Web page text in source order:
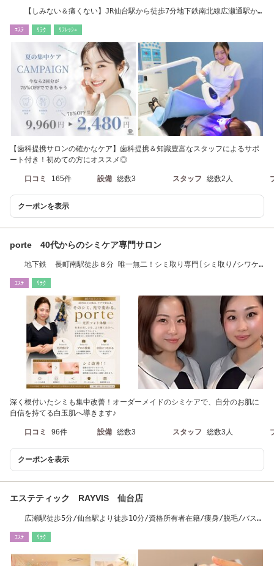
【しみない＆痛くない】JR仙台駅から徒歩7分地下鉄南北線広瀬通駅か
ｴｽﾃ ﾘﾗｸ ﾘﾌﾚｯｼｭ
【歯科提携サロンの確かなケア】歯科提携＆知識豊富なスタッフによるサポ
ート付き！初めての方にオススメ◎
口コミ 165件 設備 総数3 スタッフ 総数2人
クーポンを表示
porte 40代からのシミケア専門サロン
地下鉄 長町南駅徒歩８分 唯一無二！シミ取り専門[シミ取り/シワケ
ｴｽﾃ ﾘﾗｸ
深く根付いたシミも集中改善！オーダーメイドのシミケアで、自分のお肌に
自信を持てる白玉肌へ導きます♪
口コミ 96件 設備 総数3 スタッフ 総数3人
クーポンを表示
エステティック RAYVIS 仙台店
広瀬駅徒歩5分/仙台駅より徒歩10分/資格所有者在籍/痩身/脱毛/バス
ｴｽﾃ ﾘﾗｸ